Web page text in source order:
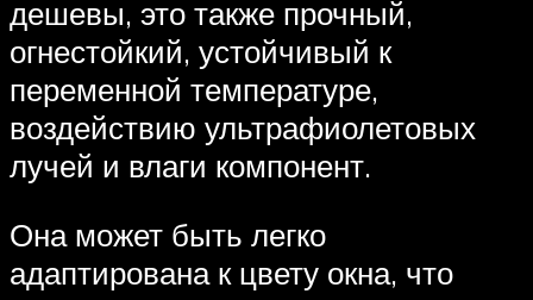
дешевы, это также прочный,
огнестойкий, устойчивый к
переменной температуре,
воздействию ультрафиолетовых
лучей и влаги компонент.
Она может быть легко
адаптирована к цвету окна, что